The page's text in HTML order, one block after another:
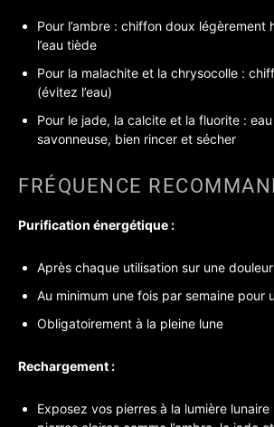
Pour l’ambre : chiffon doux légèrement
l’eau tiède
Pour la malachite et la chrysocolle :
(évitez l’eau)
Pour le jade, la calcite et la fluorite :
savonneuse, bien rincer et sécher
FRÉQUENCE
Purification énergétique :
Après chaque utilisation sur une
Au minimum une fois par semaine pour
Obligatoirement à la pleine lune
Rechargement :
Exposez vos pierres à la lumière